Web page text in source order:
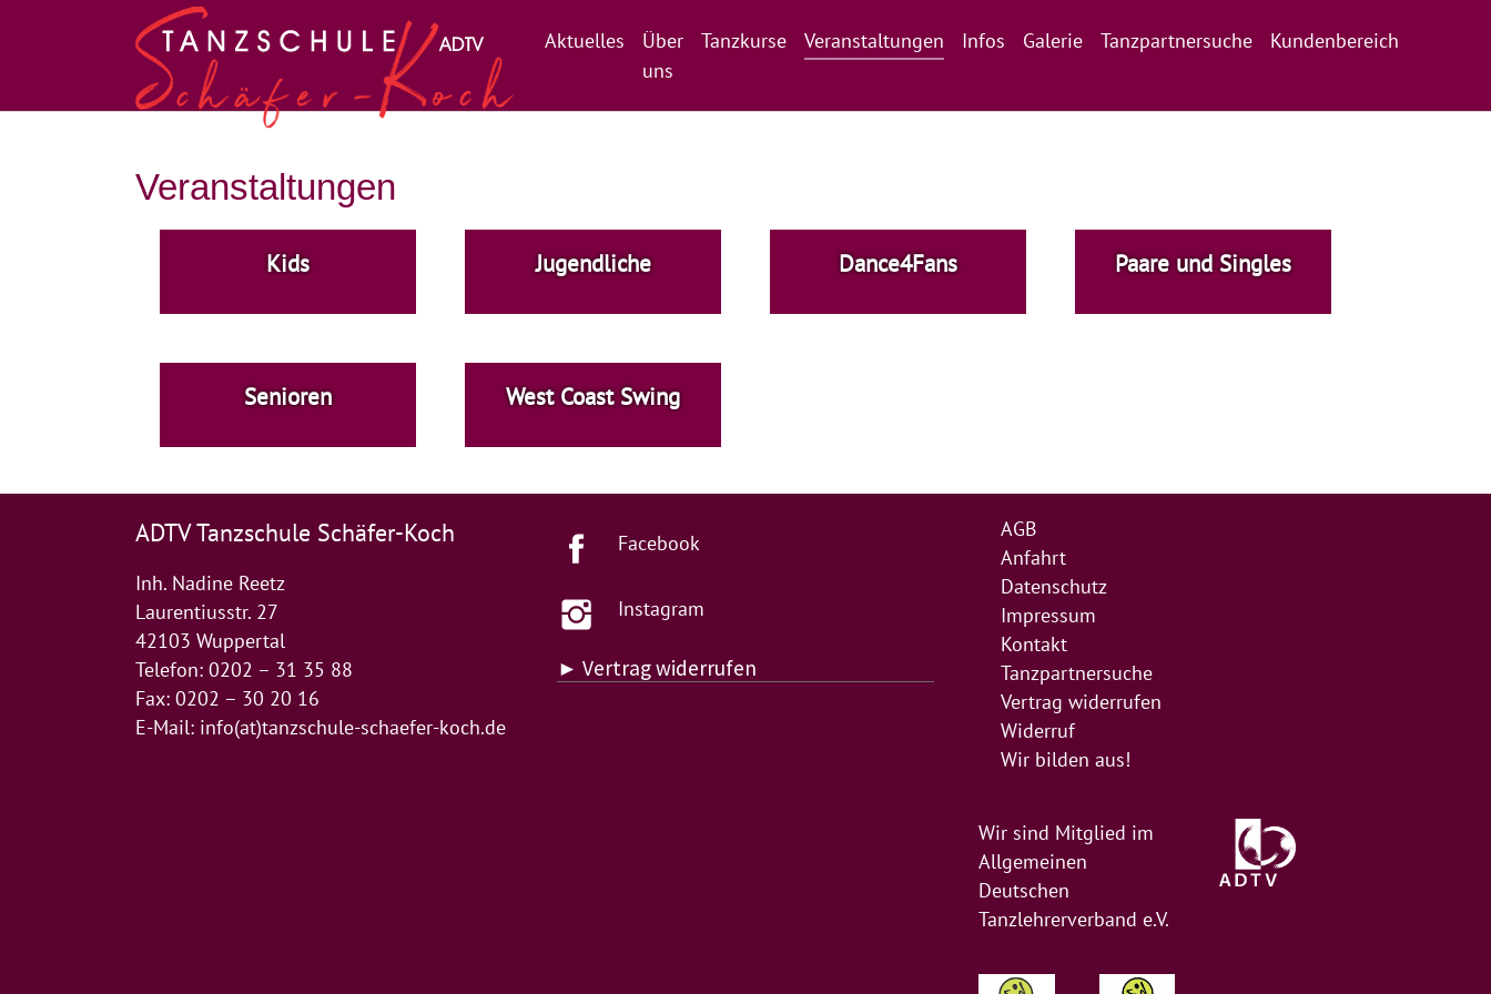
Aktuelles
Über
uns
Tanzkurse Veranstaltungen (current)
Infos Galerie Tanzpartnersuche Kundenbereich
Veranstaltungen
Kids Jugendliche Dance4Fans Paare und Singles
Senioren West Coast Swing
ADTV Tanzschule Schäfer-Koch
Inh. Nadine Reetz
Laurentiusstr. 27
42103 Wuppertal
Telefon: 0202 – 31 35 88
Fax: 0202 – 30 20 16
E-Mail: info(at)tanzschule-schaefer-koch.de
Facebook
Instagram
► Vertrag widerrufen
AGB
Anfahrt
Datenschutz
Impressum
Kontakt
Tanzpartnersuche
Vertrag widerrufen
Widerruf
Wir bilden aus!
Wir sind Mitglied im
Allgemeinen
Deutschen
Tanzlehrerverband e.V.